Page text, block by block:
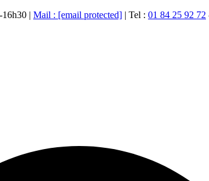
| Mail : [email protected] | Tel : 01 84 25 92 72